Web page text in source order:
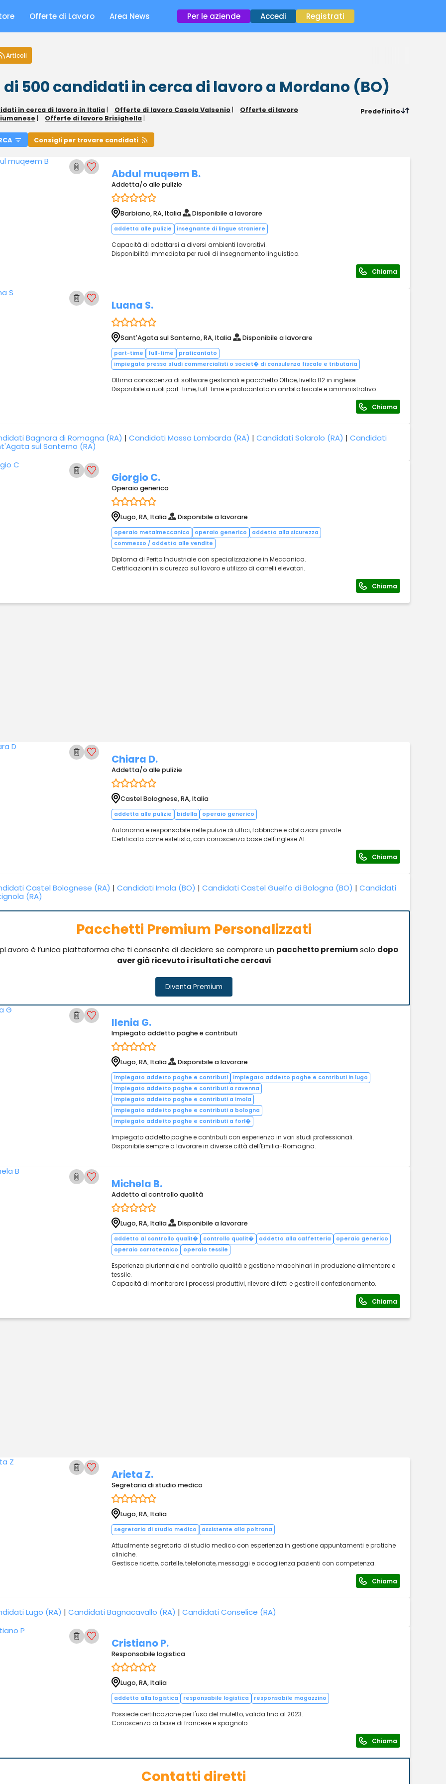
Offerte di Lavoro Area News Per le aziende Accedi Registrati
Articoli
di 500candidati in cerca di lavoroa Mordano (BO)
in cerca di lavoro in Italia | Offerte di lavoro Casola Valsenio |
Offerte di lavoro
| Offerte di lavoro Brisighella |
Predefinito
Consigli per trovare candidati
Abdul muqeem B.
Addetta/o alle pulizie
Barbiano, RA, Italia Disponibile a lavorare
addetta alle pulizie insegnante di lingue straniere
Capacità di adattarsi a diversi ambienti lavorativi.
Disponibilità immediata per ruoli di insegnamento linguistico.
Chiama
Luana S.
Sant'Agata sul Santerno, RA, Italia Disponibile a lavorare
part-time full-time
praticantato
impiegata presso studi commercialisti o societ� di consulenza fiscale e tributaria
Ottima conoscenza di software gestionali e pacchetto Office, livello B2 in inglese.
Disponibile a ruoli part-time, full-time e praticantato in ambito fiscale e amministrativo.
Chiama
Bagnara di Romagna (RA) | Candidati Massa Lombarda (RA) | Candidati Solarolo (RA) | Candidati
sul Santerno (RA)
Giorgio C.
Operaio generico
Lugo, RA, Italia Disponibile a lavorare
operaio metalmeccanico operaio generico
addetto alla sicurezza
commesso / addetto alle vendite
Diploma di Perito Industriale con specializzazione in Meccanica.
Certificazioni in sicurezza sul lavoro e utilizzo di carrelli elevatori.
Chiama
Chiara D.
Addetta/o alle pulizie
Castel Bolognese, RA, Italia
addetta alle pulizie bidella operaio generico
Autonoma e responsabile nelle pulizie di uffici, fabbriche e abitazioni private.
Certificata come estetista, con conoscenza base dell'inglese A1.
Chiama
Castel Bolognese (RA) | Candidati Imola (BO) | Candidati Castel Guelfo di Bologna (BO) | Candidati
(RA)
Pacchetti Premium Personalizzati
è l’unica piattaforma che ti consente di decidere se comprare un pacchetto premiumsolo dopo
aver già ricevuto i risultati che cercavi
Diventa Premium
Ilenia G.
Impiegato addetto paghe e contributi
Lugo, RA, Italia Disponibile a lavorare
impiegato addetto paghe e contributi
impiegato addetto paghe e contributi in lugo
impiegato addetto paghe e contributi a ravenna
impiegato addetto paghe e contributi a imola
impiegato addetto paghe e contributi a bologna
impiegato addetto paghe e contributi a forl�
Impiegato addetto paghe e contributi con esperienza in vari studi professionali.
Disponibile sempre a lavorare in diverse città dell'Emilia-Romagna.
Michela B.
Addetto al controllo qualità
Lugo, RA, Italia Disponibile a lavorare
addetto al controllo qualit� controllo qualit� addetto alla caffetteria
operaio generico
operaio cartotecnico
operaio tessile
Esperienza pluriennale nel controllo qualità e gestione macchinari in produzione alimentare e
tessile.
Capacità di monitorare i processi produttivi, rilevare difetti e gestire il confezionamento.
Chiama
Arieta Z.
Segretaria di studio medico
Lugo, RA, Italia
segretaria di studio medico assistente alla poltrona
Attualmente segretaria di studio medico con esperienza in gestione appuntamenti e pratiche
cliniche.
Gestisce ricette, cartelle, telefonate, messaggi e accoglienza pazienti con competenza.
Chiama
Lugo (RA) | Candidati Bagnacavallo (RA) | Candidati Conselice (RA)
Cristiano P.
Responsabile logistica
Lugo, RA, Italia
addetto alla logistica responsabile logistica responsabile magazzino
Possiede certificazione per l'uso del muletto, valida fino al 2023.
Conoscenza di base di francese e spagnolo.
Chiama
Contatti diretti